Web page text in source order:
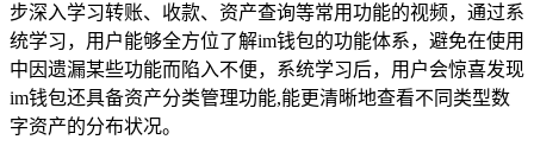
步深入学习转账、收款、资产查询等常用功能的视频，通过系
统学习，用户能够全方位了解im钱包的功能体系，避免在使用
中因遗漏某些功能而陷入不便，系统学习后，用户会惊喜发现
im钱包还具备资产分类管理功能,能更清晰地查看不同类型数
字资产的分布状况。